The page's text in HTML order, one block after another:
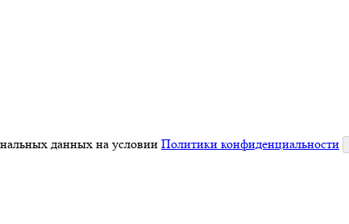
данных на условии Политики конфиденциальности